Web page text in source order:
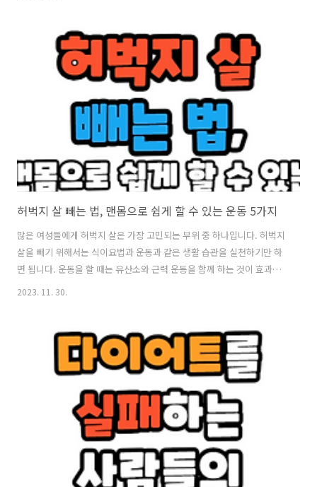
보도록 하겠습니다. 1. 나비 자세 나비 자세는 허벅지 살 빼는 요가 중 허
벅지 안쪽 근육을 강화하는데 도움이 되는 자세입니다. 나비 자세는 허벅
지 근육의 유연성을 높이고, 골반과 엉덩이를 이완시키는데 효과적입니
다. 나비 자세를 할 때는 허리가 흔들리지 않도록 주의하고, 무릎을 강제
허벅지 살 빼는 법, 맨몸으로 쉽게 할 수 있는 운동 5가지
많은 여성들에게 허벅지 살은 가장 고민되는 부위 중 하나입니다. 허벅지
살을 빼기 위해서는 식이요법과 운동과 같은 생활 습관을 실천하기만 하
면 됩니다. 운동을 할 때는 유산소와 근력 운동을 함께 하는 것이 효과적
인데 유산소 운동은 체지방을 태우고, 근력 운동은 허벅지 근육을 강화하
는 허벅지 살 빼는 운동 중 가장 기본이 되는 자세입니다. 스쿼트는 허벅
지 전체 근육을 강화하고, 다리의 균형감을 향상시키는데 도움이 됩니다.
스쿼트를 할 때는 무릎이 발끝보다 앞으로 나가면 무릎에 이상이 올 수
있으니 주의하고, 엉덩이를 내리면서 허벅지와 종아리가 수직이 되도록
2023. 11. 30.